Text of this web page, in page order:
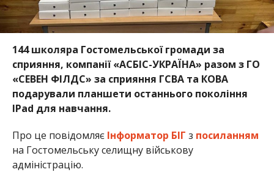
144 школяра Гостомельської громади за
сприяння, компанії «АСБІС-УКРАЇНА» разом з ГО
«СЕВЕН ФІЛДС» за сприяння ГСВА та КОВА
подарували планшети останнього покоління
IPad для навчання.
Про це повідомляє Інформатор БІГ з посиланням
на Гостомельську селищну військову
адміністрацію.